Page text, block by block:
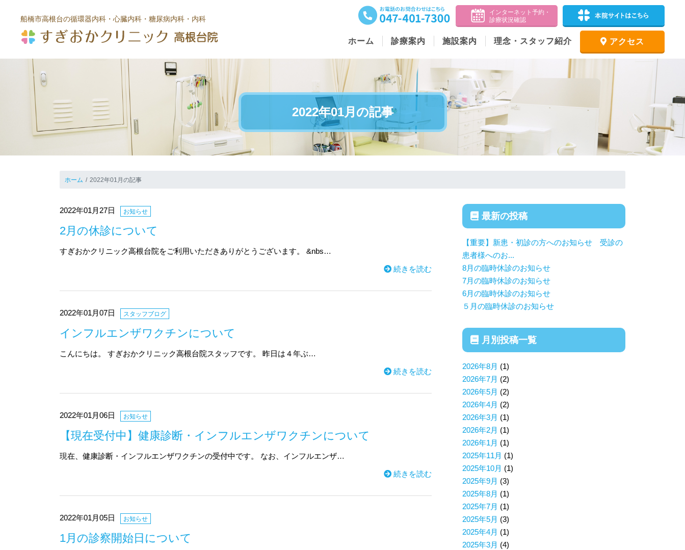
船橋市高根台の循環器内科・心臓内科 ・糖尿病内科・内科
ホーム 診療案内 施設案内 理念・スタッフ紹介 アクセス
2022年01月の記事
ホーム 2022年01月の記事
2022年01月27日 お知らせ
2月の休診について
すぎおかクリニック高根台院をご利用いただきありがとうございます。 &nbs…
続きを読む
2022年01月07日 スタッフブログ
インフルエンザワクチンについて
こんにちは。 すぎおかクリニック高根台院スタッフです。 昨日は４年ぶ…
続きを読む
2022年01月06日 お知らせ
【現在受付中】健康診断・インフルエンザワクチンについて
現在、健康診断・インフルエンザワクチンの受付中です。 なお、インフルエンザ…
続きを読む
2022年01月05日 お知らせ
1月の診察開始日について
最新の投稿
【重要】新患・初診の方へのお知らせ 受診の
患者様へのお...
8月の臨時休診のお知らせ
7月の臨時休診のお知らせ
6月の臨時休診のお知らせ
５月の臨時休診のお知らせ
月別投稿一覧
2026年8月 (1)
2026年7月 (2)
2026年5月 (2)
2026年4月 (2)
2026年3月 (1)
2026年2月 (1)
2026年1月 (1)
2025年11月 (1)
2025年10月 (1)
2025年9月 (3)
2025年8月 (1)
2025年7月 (1)
2025年5月 (3)
2025年4月 (1)
2025年3月 (4)